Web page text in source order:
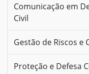
Comunicação em
Civil
Gestão de Riscos e
Proteção e Defesa